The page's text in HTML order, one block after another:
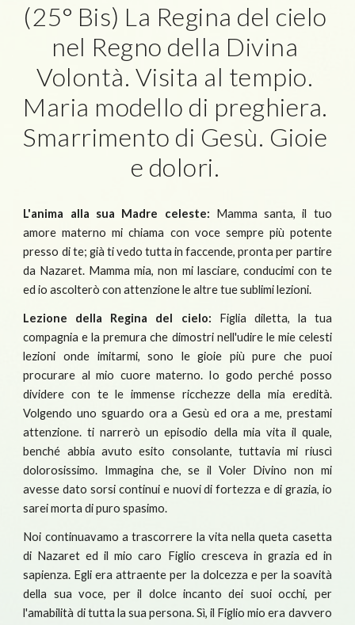
(25° Bis) La Regina del cielo
nel Regno della Divina
Volontà. Visita al tempio.
Maria modello di preghiera.
Smarrimento di Gesù. Gioie
e dolori.
L'anima alla sua Madre celeste: Mamma santa, il tuo
amore materno mi chiama con voce sempre più potente
presso di te; già ti vedo tutta in faccende, pronta per partire
da Nazaret. Mamma mia, non mi lasciare, conducimi con te
ed io ascolterò con attenzione le altre tue sublimi lezioni.
Lezione della Regina del cielo: Figlia diletta, la tua
compagnia e la premura che dimostri nell'udire le mie celesti
lezioni onde imitarmi, sono le gioie più pure che puoi
procurare al mio cuore materno. Io godo perché posso
dividere con te le immense ricchezze della mia eredità.
Volgendo uno sguardo ora a Gesù ed ora a me, prestami
attenzione. ti narrerò un episodio della mia vita il quale,
benché abbia avuto esito consolante, tuttavia mi riuscì
dolorosissimo. Immagina che, se il Voler Divino non mi
avesse dato sorsi continui e nuovi di fortezza e di grazia, io
sarei morta di puro spasimo.
Noi continuavamo a trascorrere la vita nella queta casetta
di Nazaret ed il mio caro Figlio cresceva in grazia ed in
sapienza. Egli era attraente per la dolcezza e per la soavità
della sua voce, per il dolce incanto dei suoi occhi, per
l'amabilità di tutta la sua persona. Sì, il Figlio mio era davvero